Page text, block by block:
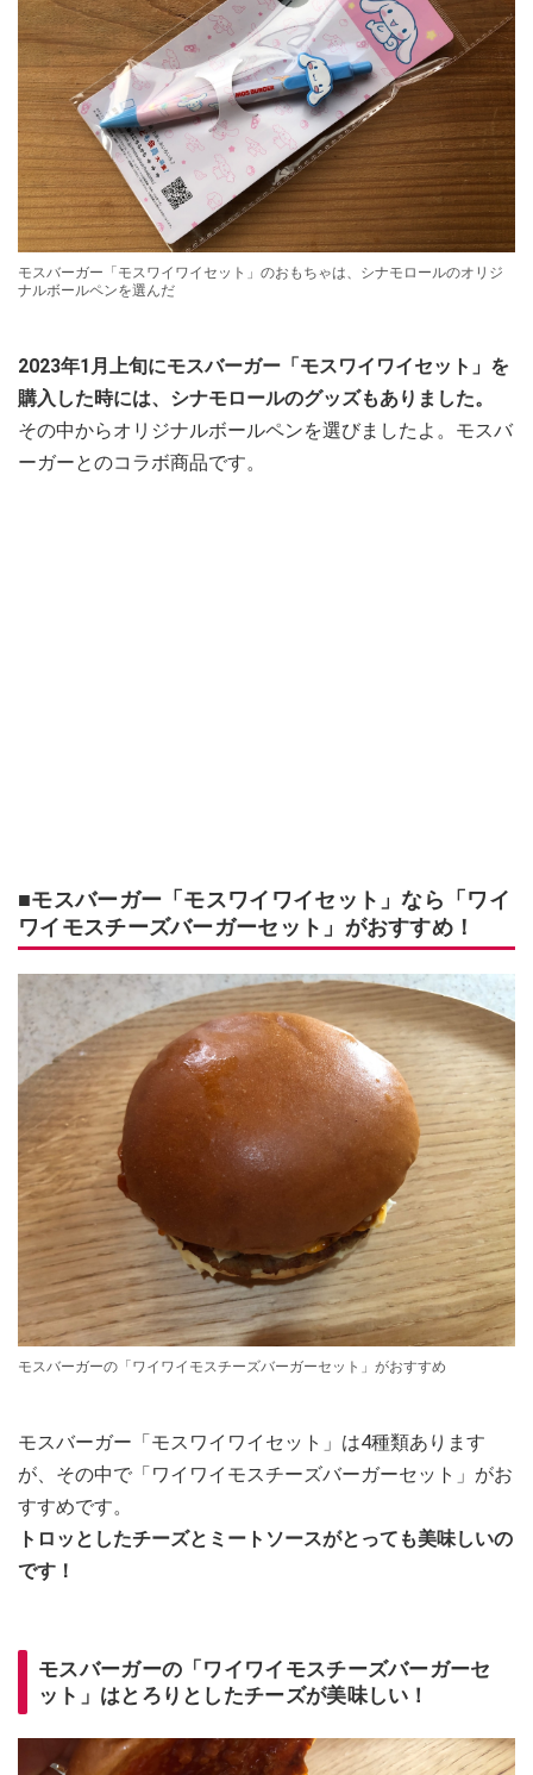
モスバーガー「モスワイワイセット」のおもちゃは、シナモロールのオリジ
ナルボールペンを選んだ
2023年1月上旬にモスバーガー「モスワイワイセット」を
購入した時には、シナモロールのグッズもありました。
その中からオリジナルボールペンを選びましたよ。モスバ
ーガーとのコラボ商品です。
■モスバーガー「モスワイワイセット」なら「ワイ
ワイモスチーズバーガーセット」がおすすめ！
モスバーガーの「ワイワイモスチーズバーガーセット」がおすすめ
モスバーガー「モスワイワイセット」は4種類あります
が、その中で「ワイワイモスチーズバーガーセット」がお
すすめです。
トロッとしたチーズとミートソースがとっても美味しいの
です！
モスバーガーの「ワイワイモスチーズバーガーセ
ット」はとろりとしたチーズが美味しい！